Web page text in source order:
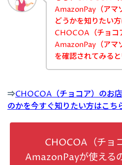
AmazonPay（アマ
どうかを知りたい方
CHOCOA（チョコ
AmazonPay（アマ
を確認されてみる
⇒CHOCOA（チョコア）のお
のかを今すぐ知りたい方はこち
CHOCOA（チョ
AmazonPayが使える